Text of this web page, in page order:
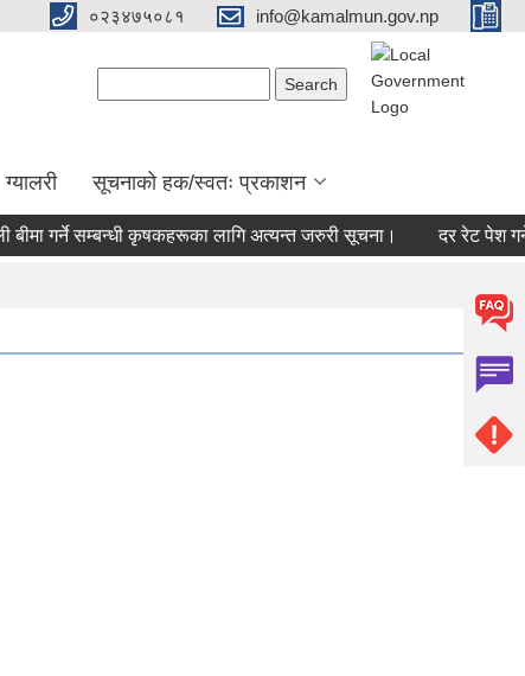
०२३४७५०८१ info@kamalmun.gov.np
ग्यालरी सूचनाको हक/स्वतः प्रकाशन
बीमा गर्ने सम्बन्धी कृषकहरूका लागि अत्यन्त जरुरी सूचना। दर रेट पेश गर्ने